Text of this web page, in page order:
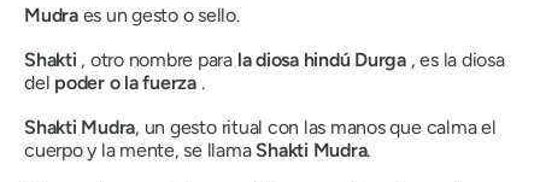
Mudraes un gesto o sello.
Shakti , otro nombre para la diosa hindú Durga , es la diosa
del poder o la fuerza.
Shakti Mudra, un gesto ritual con las manos que calma el
cuerpo y la mente, se llama Shakti Mudra.